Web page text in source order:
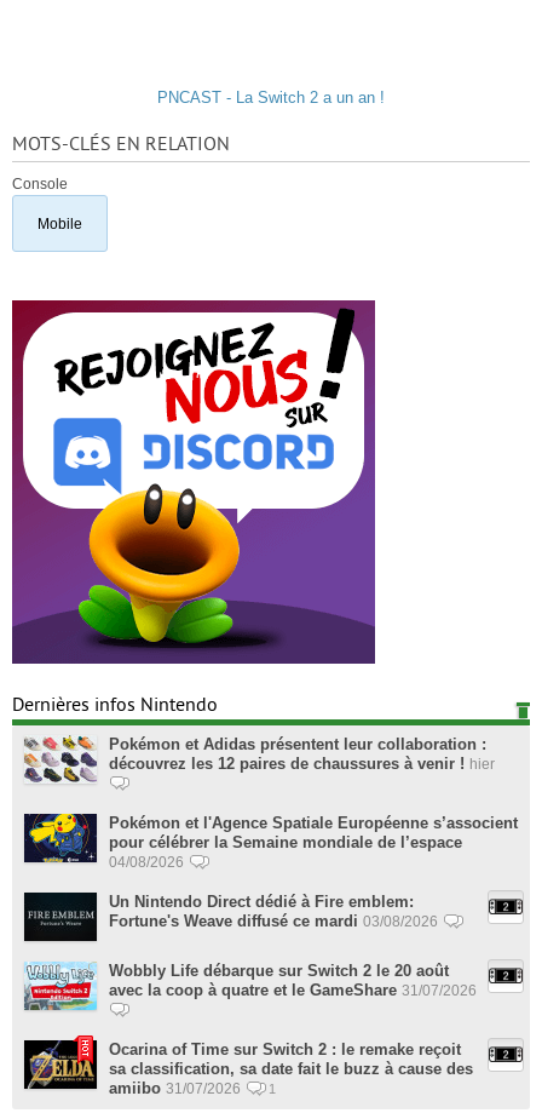
PNCAST - La Switch 2 a un an !
MOTS-CLÉS EN RELATION
Console
Mobile
Dernières infos Nintendo
Pokémon et Adidas présentent leur collaboration :
découvrez les 12 paires de chaussures à venir ! hier
Pokémon et l'Agence Spatiale Européenne s’associent
pour célébrer la Semaine mondiale de l’espace
04/08/2026
Un Nintendo Direct dédié à Fire emblem:
Fortune's Weave diffusé ce mardi 03/08/2026
Wobbly Life débarque sur Switch 2 le 20 août
avec la coop à quatre et le GameShare 31/07/2026
Ocarina of Time sur Switch 2 : le remake reçoit
sa classification, sa date fait le buzz à cause des
amiibo 31/07/2026 1